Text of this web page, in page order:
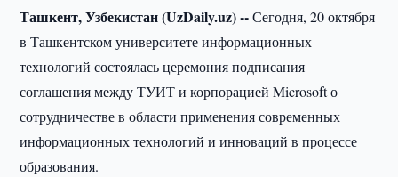
Ташкент, Узбекистан (UzDaily.uz) --Сегодня, 20 октября
в Ташкентском университете информационных
технологий состоялась церемония подписания
соглашения между ТУИТ и корпорацией Microsoft о
сотрудничестве в области применения современных
информационных технологий и инноваций в процессе
образования.